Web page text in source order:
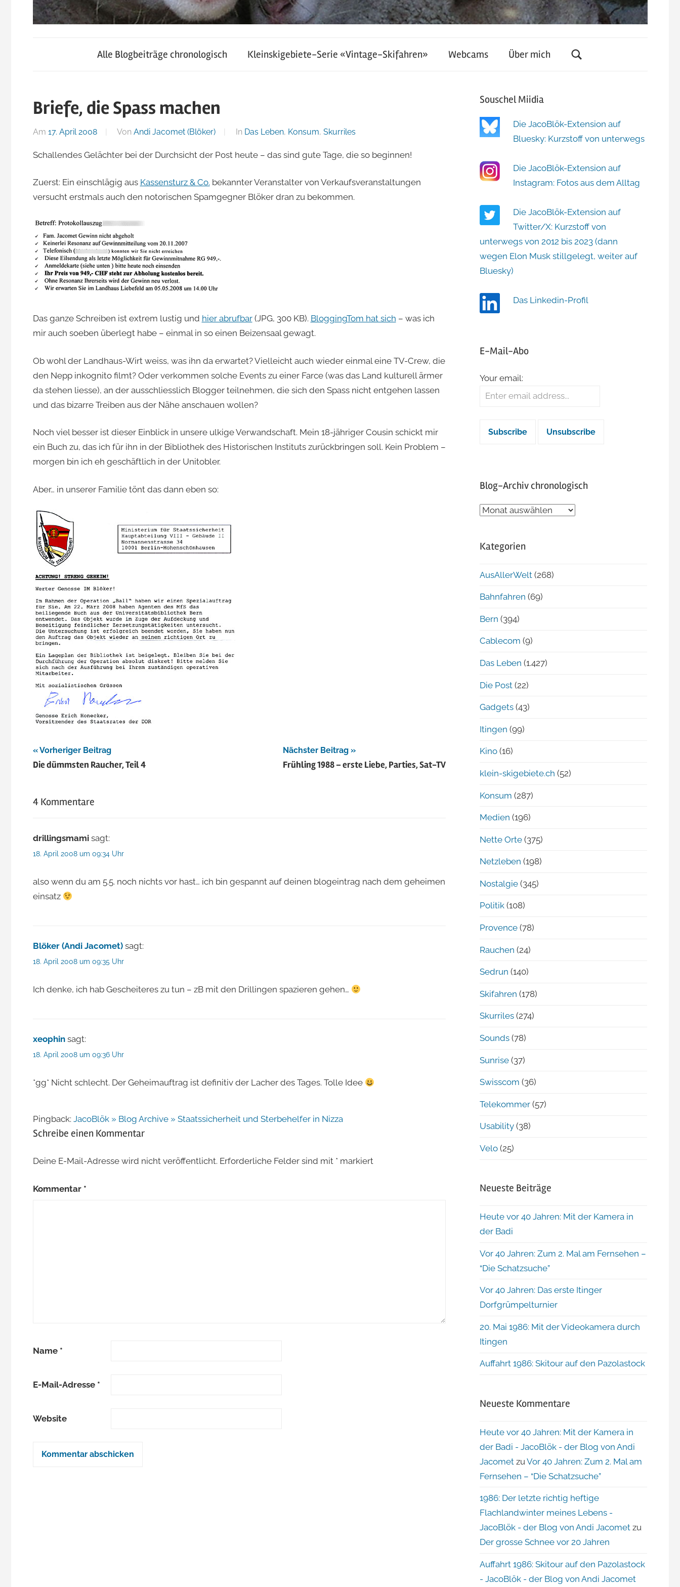
JacoBlök
der
Blog
von
Andi
Jacomet
skigebiete.ch
Alle Blogbeiträge chronologisch Kleinskigebiete-Serie «Vintage-Skifahren» Webcams Über mich
Briefe, die Spass machen
Am 17. April 2008 Von Andi Jacomet (Blöker) In Das Leben, Konsum, Skurriles
Schallendes Gelächter bei der Durchsicht der Post heute – das sind gute Tage, die so beginnen!
Zuerst: Ein einschlägig aus Kassensturz & Co.bekannter Veranstalter von Verkaufsveranstaltungen
versucht erstmals auch den notorischen Spamgegner Blöker dran zu bekommen.
Das ganze Schreiben ist extrem lustig und hier abrufbar(JPG, 300 KB). BloggingTom hat sich – was ich
mir auch soeben überlegt habe – einmal in so einen Beizensaal gewagt.
Ob wohl der Landhaus-Wirt weiss, was ihn da erwartet? Vielleicht auch wieder einmal eine TV-Crew, die
den Nepp inkognito filmt? Oder verkommen solche Events zu einer Farce (was das Land kulturell ärmer
da stehen liesse), an der ausschliesslich Blogger teilnehmen, die sich den Spass nicht entgehen lassen
und das bizarre Treiben aus der Nähe anschauen wollen?
Noch viel besser ist dieser Einblick in unsere ulkige Verwandschaft. Mein 18-jähriger Cousin schickt mir
ein Buch zu, das ich für ihn in der Bibliothek des Historischen Instituts zurückbringen soll. Kein Problem –
morgen bin ich eh geschäftlich in der Unitobler.
Aber… in unserer Familie tönt das dann eben so:
Beitragsnavigation
Vorheriger Beitrag
Die dümmsten Raucher, Teil 4
Nächster Beitrag
Frühling 1988 – erste Liebe, Parties, Sat-TV
4 Kommentare
drillingsmami sagt:
18. April 2008 um 09:34 Uhr
also wenn du am 5.5. noch nichts vor hast… ich bin gespannt auf deinen blogeintrag nach dem geheimen
einsatz
Blöker (Andi Jacomet) sagt:
18. April 2008 um 09:35 Uhr
Ich denke, ich hab Gescheiteres zu tun – zB mit den Drillingen spazieren gehen…
xeophin sagt:
18. April 2008 um 09:36 Uhr
*gg* Nicht schlecht. Der Geheimauftrag ist definitiv der Lacher des Tages. Tolle Idee
Pingback: JacoBlök » Blog Archive » Staatssicherheit und Sterbehelfer in Nizza
Schreibe einen Kommentar
Deine E-Mail-Adresse wird nicht veröffentlicht. Erforderliche Felder sind mit *markiert
Kommentar *
Name *
E-Mail-Adresse *
Website
Souschel Miidia
Die JacoBlök-Extension auf
Bluesky: Kurzstoff von unterwegs
Die JacoBlök-Extension auf
Instagram: Fotos aus dem Alltag
Die JacoBlök-Extension auf
Twitter/X: Kurzstoff von
unterwegs von 2012 bis 2023 (dann
wegen Elon Musk stillgelegt, weiter auf
Bluesky)
Das Linkedin-Profil
E-Mail-Abo
Your email:
Blog-Archiv chronologisch
Blog-
Kategorien
AusAllerWelt (268)
Bahnfahren (69)
Bern (394)
Cablecom (9)
Das Leben (1.427)
Die Post (22)
Gadgets (43)
Itingen (99)
Kino (16)
klein-skigebiete.ch (52)
Konsum (287)
Medien (196)
Nette Orte (375)
Netzleben (198)
Nostalgie (345)
Politik (108)
Provence (78)
Rauchen (24)
Sedrun (140)
Skifahren (178)
Skurriles (274)
Sounds (78)
Sunrise (37)
Swisscom (36)
Telekommer (57)
Usability (38)
Velo (25)
Neueste Beiträge
Heute vor 40 Jahren: Mit der Kamera in
der Badi
Vor 40 Jahren: Zum 2. Mal am Fernsehen –
“Die Schatzsuche”
Vor 40 Jahren: Das erste Itinger
Dorfgrümpelturnier
20. Mai 1986: Mit der Videokamera durch
Itingen
Auffahrt 1986: Skitour auf den Pazolastock
Neueste Kommentare
Heute vor 40 Jahren: Mit der Kamera in
der Badi - JacoBlök - der Blog von Andi
Jacomet zu Vor 40 Jahren: Zum 2. Mal am
Fernsehen – “Die Schatzsuche”
1986: Der letzte richtig heftige
Flachlandwinter meines Lebens -
JacoBlök - der Blog von Andi Jacomet zu
Der grosse Schnee vor 20 Jahren
Auffahrt 1986: Skitour auf den Pazolastock
- JacoBlök - der Blog von Andi Jacomet